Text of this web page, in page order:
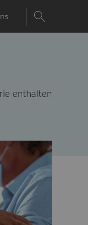
enthalten